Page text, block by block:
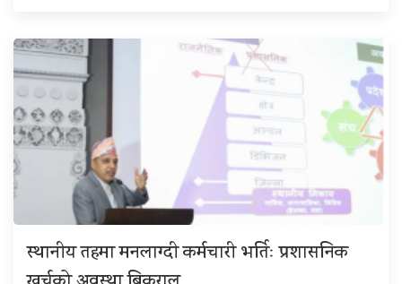
स्थानीय तहमा मनलाग्दी कर्मचारी भर्तिः प्रशासनिक